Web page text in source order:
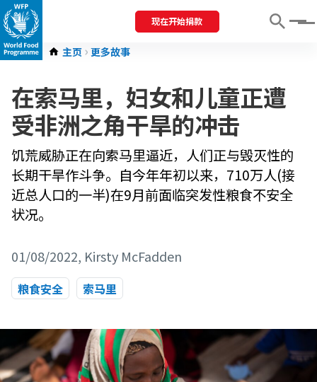
现在开始捐款 Menu
主页 更多故事
在索马里，妇女和儿童正遭
受非洲之角干旱的冲击
饥荒威胁正在向索马里逼近，人们正与毁灭性的
长期干旱作斗争。自今年年初以来，710万人(接
近总人口的一半)在9月前面临突发性粮食不安全
状况。
01/08/2022, Kirsty McFadden
粮食安全 索马里